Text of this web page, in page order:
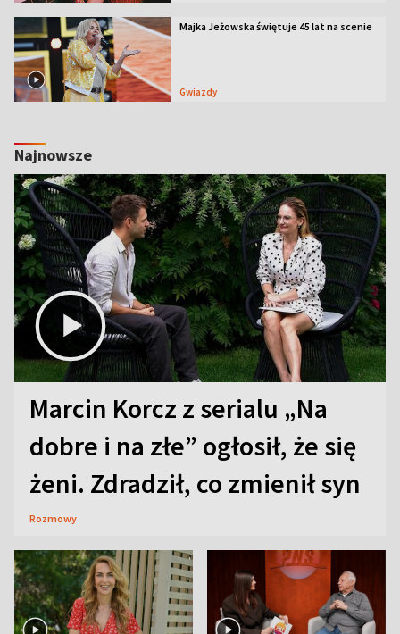
Majka Jeżowska świętuje 45 lat na scenie
Gwiazdy
Najnowsze
Marcin Korcz z serialu „Na
dobre i na złe” ogłosił, że się
żeni. Zdradził, co zmienił syn
Rozmowy